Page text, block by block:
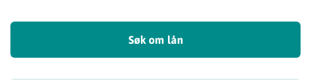
Søk om lån